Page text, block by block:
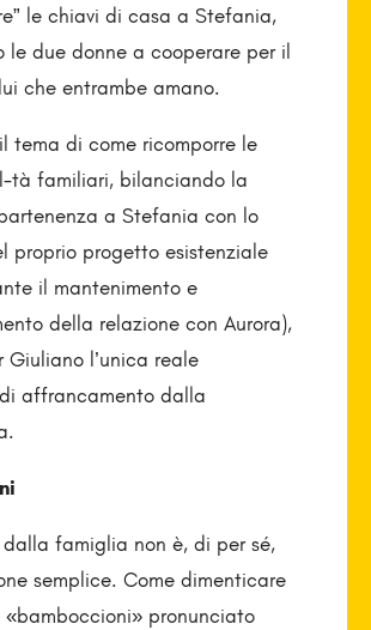
le chiavi di casa a Stefania,
le due donne a cooperare per il
che entrambe amano.
tema di come ricomporre le
tà familiari, bilanciando la
a Stefania con lo
proprio progetto esistenziale
il mantenimento e
della relazione con Aurora),
Giuliano l’unica reale
affrancamento dalla
dalla famiglia non è, di per sé,
semplice. Come dimenticare
«bamboccioni» pronunciato